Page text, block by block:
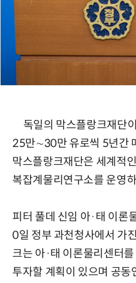
독일의 막스플랑크재단
25만∼30만 유로씩 5년간
막스플랑크재단은 세계적
복잡계물리연구소를 운영
피터 풀데 신임 아·태 이론
0일 정부 과천청사에서 가
크는 아·태 이론물리센터
투자할 계획이 있으며 공동